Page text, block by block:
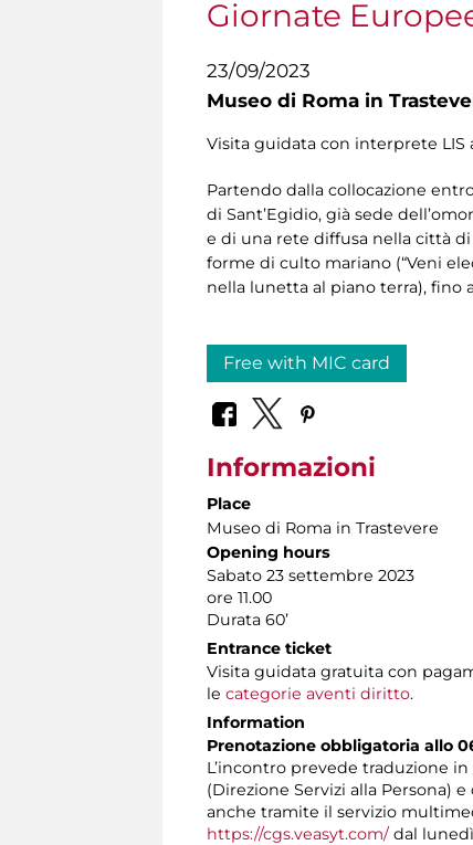
Giornate
23/09/2023
Museo di Roma in
Visita guidata con interprete LIS
Partendo dalla collocazione
di Sant’Egidio, già sede
e di una rete diffusa nella città
forme di culto mariano (“Veni
nella lunetta al piano terra), fino
Free with MIC card
Informazioni
Place
Museo di Roma in Trastevere
Opening hours
Sabato 23 settembre 2023
ore 11.00
Durata 60’
Entrance ticket
Visita guidata gratuita con
le categorie aventi diritto.
Information
Prenotazione obbligatoria allo
L’incontro prevede traduzione
(Direzione Servizi alla Persona)
anche tramite il servizio
https://cgs.veasyt.com/dal lunedì